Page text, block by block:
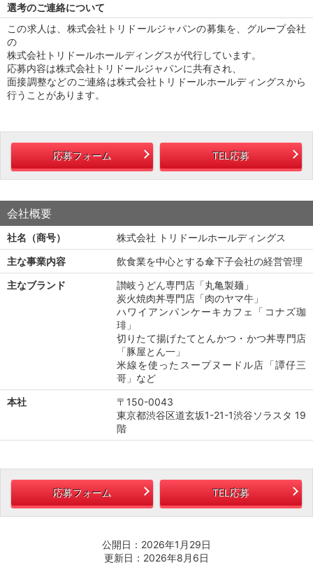
選考のご連絡について
この求人は、株式会社トリドールジャパンの募集を、グループ会社
の
株式会社トリドールホールディングスが代行しています。
応募内容は株式会社トリドールジャパンに共有され、
面接調整などのご連絡は株式会社トリドールホールディングスから
行うことがあります。
応募フォーム TEL応募
会社概要
社名（商号）
株式会社 トリドールホールディングス
主な事業内容
飲食業を中心とする傘下子会社の経営管理
主なブランド
讃岐うどん専門店「丸亀製麺」
炭火焼肉丼専門店「肉のヤマ牛」
ハワイアンパンケーキカフェ「コナズ珈
琲」
切りたて揚げたてとんかつ・かつ丼専門店
「豚屋とん一」
米線を使ったスープヌードル店「譚仔三
哥」など
本社
〒150-0043
東京都渋谷区道玄坂1-21-1渋谷ソラスタ 19
階
応募フォーム TEL応募
公開日：2026年1月29日
更新日：2026年8月6日